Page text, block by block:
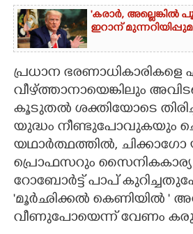
'കരാർ, അല്ലെങ്കിൽ
ഇറാന്
പ്രധാന ഭരണാധികാരികളെ
വീഴ്ത്താനായെങ്കിലും
കൂടുതൽ ശക്തിയോടെ
യുദ്ധം നീണ്ടുപോവുകയും
യഥാർത്ഥത്തിൽ, ചിക്കാഗോ
പ്രൊഫസറും സൈനികകാര്യ
റോബോർട്ട് പാപ്
'മൂർഛിക്കൽ കെണിയിൽ '
വീണുപോയെന്ന് വേണം